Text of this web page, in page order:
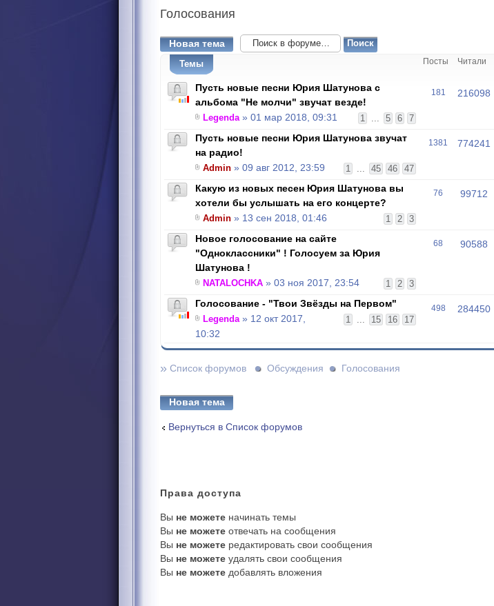
Голосования
Новая тема
Темы Посты Читали
Пусть новые песни Юрия Шатунова с
альбома "Не молчи" звучат везде!
1 ... 5 6 7
Legenda» 01 мар 2018, 09:31
181 216098
Пусть новые песни Юрия Шатунова звучат
на радио!
1 ... 45 46 47
Admin » 09 авг 2012, 23:59
1381 774241
Какую из новых песен Юрия Шатунова вы
хотели бы услышать на его концерте?
1 2 3
Admin » 13 сен 2018, 01:46
76 99712
Новое голосование на сайте
"Одноклассники" ! Голосуем за Юрия
Шатунова !
1 2 3
NATALOCHKA » 03 ноя 2017, 23:54
68 90588
Голосование - "Твои Звёзды на Первом"
1 ... 15 16 17
Legenda» 12 окт 2017,
10:32
498 284450
» Список форумов Обсуждения Голосования
Новая тема
Вернуться в Список форумов
Права доступа
Вы не можете начинать темы
Вы не можете отвечать на сообщения
Вы не можете редактировать свои сообщения
Вы не можете удалять свои сообщения
Вы не можете добавлять вложения